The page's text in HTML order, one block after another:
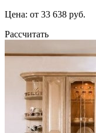
Цена: от 33 638 руб.
Рассчитать